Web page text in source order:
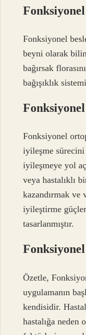
Fonksiyonel
beyni olarak
bağırsak
bağışıklık
Fonksiyonel
iyileşme sürecini
iyileşmeye yol
veya hastalıklı
kazandırmak
iyileştirme
tasarlanmıştır.
Özetle,
uygulamanın
kendisidir.
hastalığa neden